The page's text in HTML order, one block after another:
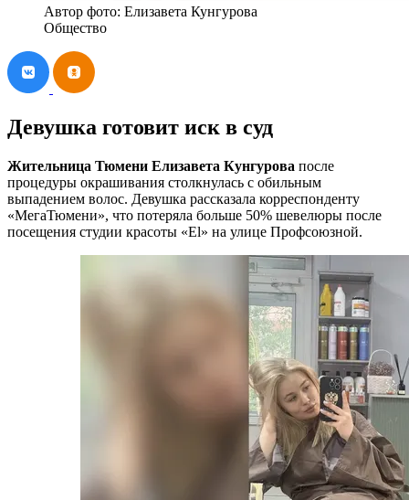
Автор фото: Елизавета Кунгурова
Общество
Девушка готовит иск в суд
Жительница Тюмени Елизавета Кунгурова после
процедуры окрашивания столкнулась с обильным
выпадением волос. Девушка рассказала корреспонденту
«МегаТюмени», что потеряла больше 50% шевелюры после
посещения студии красоты «El» на улице Профсоюзной.